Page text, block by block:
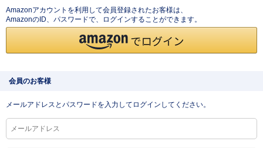
Amazonアカウントを利用して会員登録されたお客様は、
AmazonのID、パスワードで、ログインすることができます。
会員のお客様
メールアドレスとパスワードを入力してログインしてください。